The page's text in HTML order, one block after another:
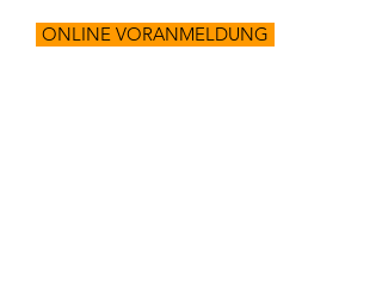
ONLINE VORANMELDUNG